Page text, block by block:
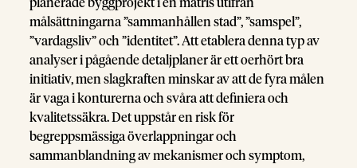
planerade byggprojekt i en matris utifrån
målsättningarna ”sammanhållen stad”, ”samspel”,
”vardagsliv” och ”identitet”. Att etablera denna typ av
analyser i pågående detaljplaner är ett oerhört bra
initiativ, men slagkraften minskar av att de fyra målen
är vaga i konturerna och svåra att definiera och
kvalitetssäkra. Det uppstår en risk för
begreppsmässiga överlappningar och
sammanblandning av mekanismer och symptom,